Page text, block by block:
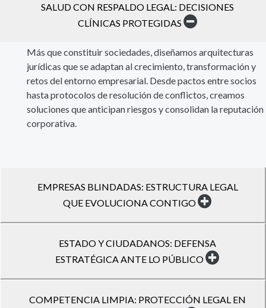
SALUD CON RESPALDO LEGAL: DECISIONES
CLÍNICAS PROTEGIDAS
Más que constituir sociedades, diseñamos arquitecturas
jurídicas que se adaptan al crecimiento, transformación y
retos del entorno empresarial. Desde pactos entre socios
hasta protocolos de resolución de conflictos, creamos
soluciones que anticipan riesgos y consolidan la reputación
corporativa.
EMPRESAS BLINDADAS: ESTRUCTURA LEGAL
QUE EVOLUCIONA CONTIGO
ESTADO Y CIUDADANOS: DEFENSA
ESTRATÉGICA ANTE LO PÚBLICO
COMPETENCIA LIMPIA: PROTECCIÓN LEGAL EN